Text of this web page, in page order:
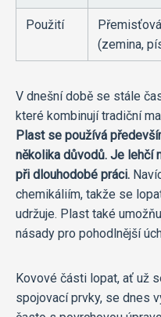
Použití
(zemina,
V dnešní době se stále
které kombinují tradiční
Plast se používá
několika důvodů. Je lehčí
při dlouhodobé práci.
chemikáliím, takže se
udržuje. Plast také
násady pro pohodlnější
Kovové části lopat, ať už
spojovací prvky, se dnes